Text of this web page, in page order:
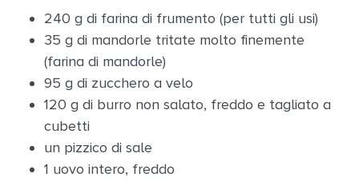
240 g di farina di frumento (per tutti gli usi)
35 g di mandorle tritate molto finemente
(farina di mandorle)
95 g di zucchero a velo
120 g di burro non salato, freddo e tagliato a
cubetti
un pizzico di sale
1 uovo intero, freddo